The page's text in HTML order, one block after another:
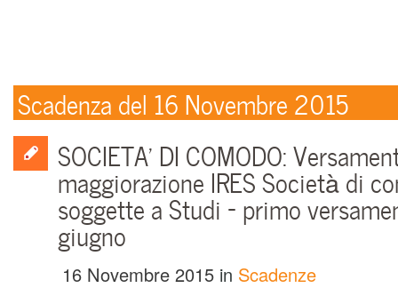
Scadenza del 16 Novembre 2015
SOCIETA’ DI COMODO:
maggiorazione IRES Società di
soggette a Studi – primo
giugno
16 Novembre 2015 in Scadenze